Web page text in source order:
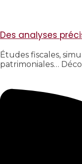
Des analyses
Études fiscales,
patrimoniales…